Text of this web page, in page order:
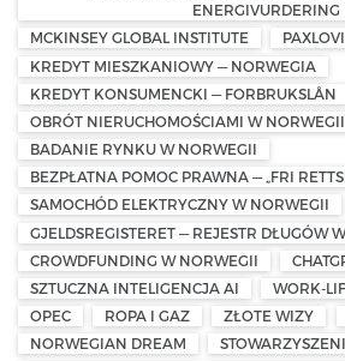
ENERGIVURDERING
MCKINSEY GLOBAL INSTITUTE
KREDYT MIESZKANIOWY — NORWEGIA
KREDYT KONSUMENCKI — FORBRUKSLÅN
OBRÓT NIERUCHOMOŚCIAMI W NORWEGII
BADANIE RYNKU W NORWEGII
BEZPŁATNA POMOC PRAWNA — „FRI
SAMOCHÓD ELEKTRYCZNY W NORWEGII
GJELDSREGISTERET — REJESTR DŁUGÓW
CROWDFUNDING W NORWEGII
SZTUCZNA INTELIGENCJA AI
WORK-
OPEC
ROPA I GAZ ZŁOTE WIZY
NORWEGIAN DREAM